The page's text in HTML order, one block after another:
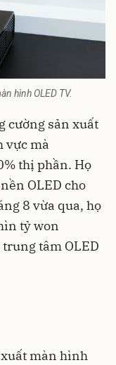
hình OLED TV.
cường sản xuất
vực mà
thị phần. Họ
OLED cho
8 vừa qua, họ
tỷ won
tâm OLED
màn hình